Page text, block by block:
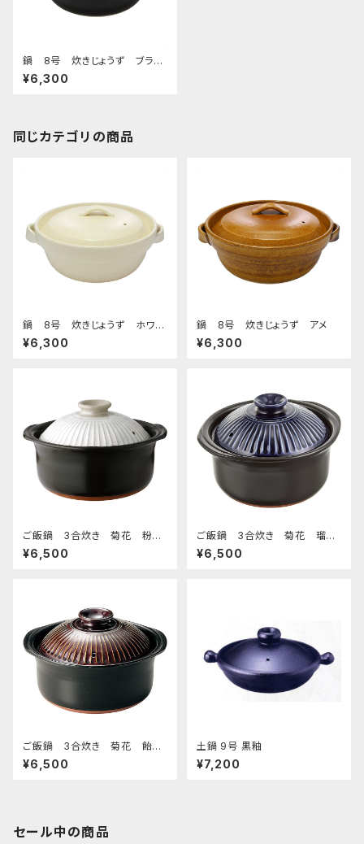
鍋 8号 炊きじょうず ブラッ
ク
¥6,300
同じカテゴリの商品
鍋 8号 炊きじょうず ホワイ
ト
¥6,300
鍋 8号 炊きじょうず アメ
¥6,300
ご飯鍋 3合炊き 菊花 粉
引
¥6,500
ご飯鍋 3合炊き 菊花 瑠璃
釉
¥6,500
ご飯鍋 3合炊き 菊花 飴
釉
¥6,500
土鍋 9号 黒釉
¥7,200
セール中の商品